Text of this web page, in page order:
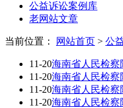
公益诉讼案例库
老网站文章
当前位置： 网站首页 > 公
11-20海南省人民检
11-20海南省人民检
11-20海南省人民检
11-20海南省人民检察